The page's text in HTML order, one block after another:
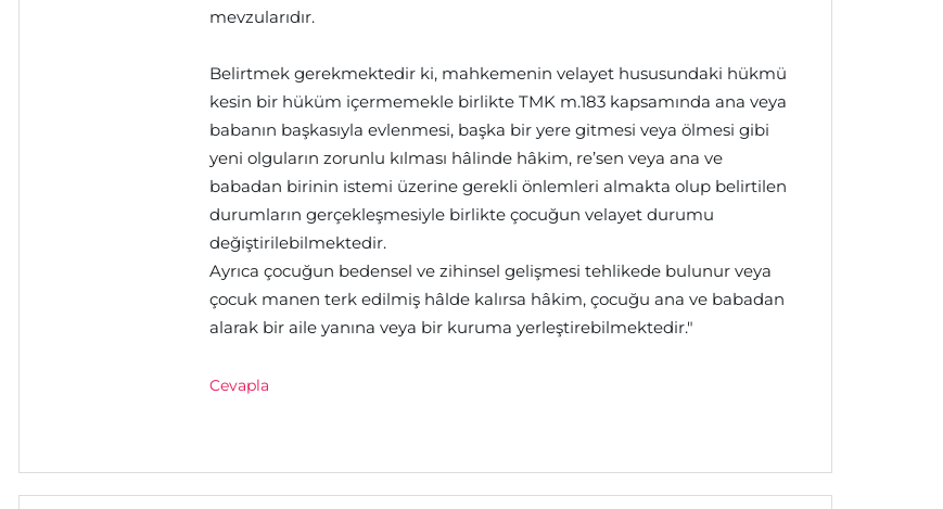
mevzularıdır.
Belirtmek gerekmektedir ki, mahkemenin velayet hususundaki hükmü
kesin bir hüküm içermemekle birlikte TMK m.183 kapsamında ana veya
babanın başkasıyla evlenmesi, başka bir yere gitmesi veya ölmesi gibi
yeni olguların zorunlu kılması hâlinde hâkim, re’sen veya ana ve
babadan birinin istemi üzerine gerekli önlemleri almakta olup belirtilen
durumların gerçekleşmesiyle birlikte çocuğun velayet durumu
değiştirilebilmektedir.
Ayrıca çocuğun bedensel ve zihinsel gelişmesi tehlikede bulunur veya
çocuk manen terk edilmiş hâlde kalırsa hâkim, çocuğu ana ve babadan
alarak bir aile yanına veya bir kuruma yerleştirebilmektedir."
Cevapla